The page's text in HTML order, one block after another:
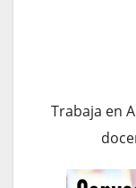
Trabaja en